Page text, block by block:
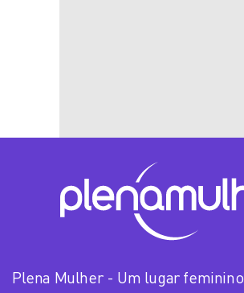
Plena Mulher - Um lugar feminino